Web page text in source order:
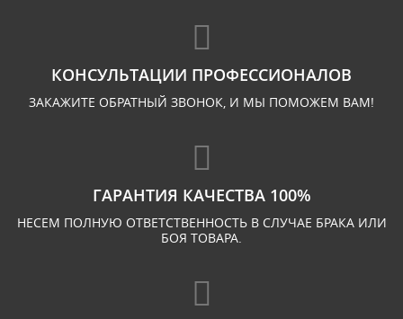
КОНСУЛЬТАЦИИ ПРОФЕССИОНАЛОВ
ЗАКАЖИТЕ ОБРАТНЫЙ ЗВОНОК, И МЫ ПОМОЖЕМ ВАМ!
ГАРАНТИЯ КАЧЕСТВА 100%
НЕСЕМ ПОЛНУЮ ОТВЕТСТВЕННОСТЬ В СЛУЧАЕ БРАКА ИЛИ
БОЯ ТОВАРА.